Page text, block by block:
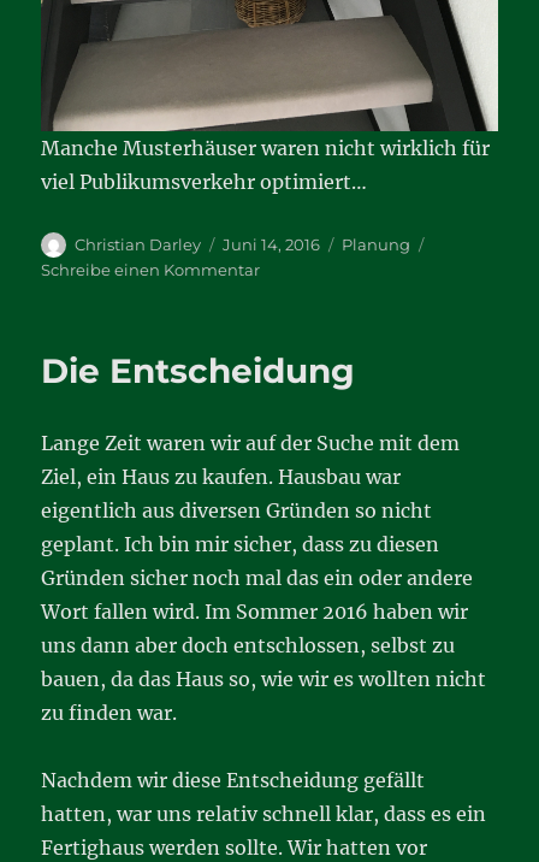
Manche Musterhäuser waren nicht wirklich für
viel Publikumsverkehr optimiert…
Autor
Christian Darley
Veröffentlicht
am
Juni 14, 2016 Kategorien
Planung
Schreibe einen Kommentarzu
Die Entscheidung
Lange Zeit waren wir auf der Suche mit dem
Ziel, ein Haus zu kaufen. Hausbau war
eigentlich aus diversen Gründen so nicht
geplant. Ich bin mir sicher, dass zu diesen
Gründen sicher noch mal das ein oder andere
Wort fallen wird. Im Sommer 2016 haben wir
uns dann aber doch entschlossen, selbst zu
bauen, da das Haus so, wie wir es wollten nicht
zu finden war.
Nachdem wir diese Entscheidung gefällt
hatten, war uns relativ schnell klar, dass es ein
Fertighaus werden sollte. Wir hatten vor